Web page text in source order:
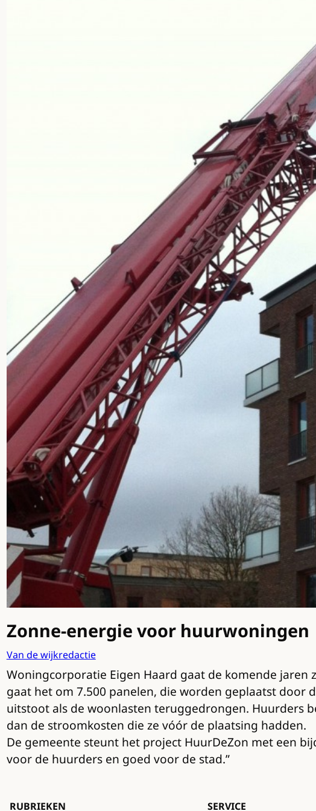
Zonne-energie voor huurwoningen
Van de wijkredactie
Woningcorporatie Eigen Haard gaat de komende
gaat het om 7.500 panelen, die worden geplaatst door
uitstoot als de woonlasten teruggedrongen. Huurders
dan de stroomkosten die ze vóór de plaatsing hadden.
De gemeente steunt het project HuurDeZon met een
voor de huurders en goed voor de stad.”
RUBRIEKEN SERVICE